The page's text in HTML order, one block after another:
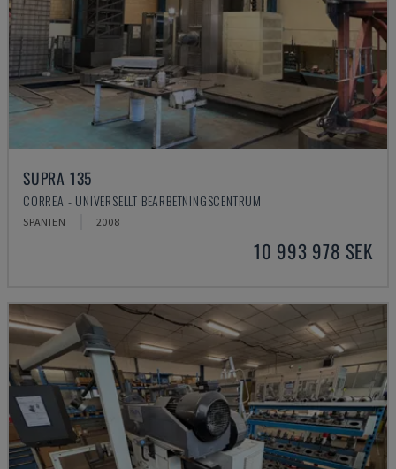
SUPRA 135
CORREA - UNIVERSELLT BEARBETNINGSCENTRUM
SPANIEN 2008
10 993 978 SEK